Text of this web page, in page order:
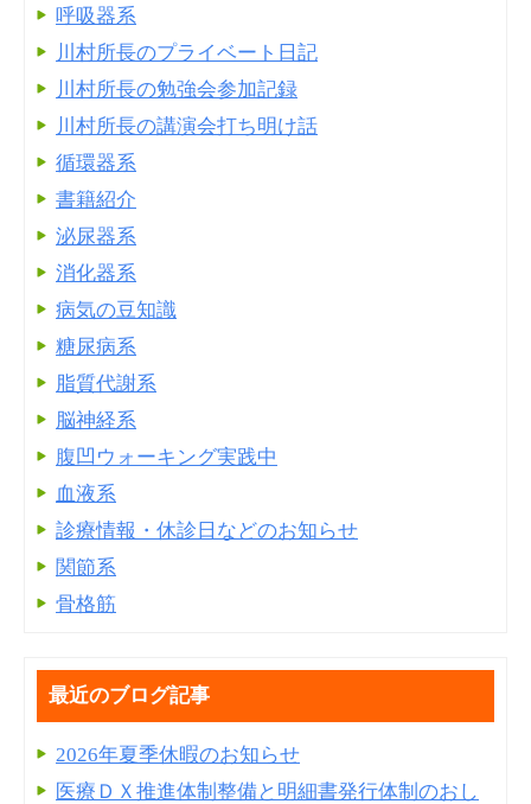
呼吸器系
川村所長のプライベート日記
川村所長の勉強会参加記録
川村所長の講演会打ち明け話
循環器系
書籍紹介
泌尿器系
消化器系
病気の豆知識
糖尿病系
脂質代謝系
脳神経系
腹凹ウォーキング実践中
血液系
診療情報・休診日などのお知らせ
関節系
骨格筋
最近のブログ記事
2026年夏季休暇のお知らせ
医療ＤＸ推進体制整備と明細書発⾏体制のおし